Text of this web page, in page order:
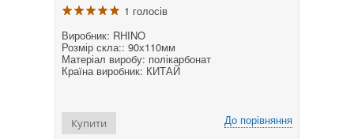
1 голосів
Виробник: RHINO
Розмір скла:: 90х110мм
Матеріал виробу: полікарбонат
Країна виробник: КИТАЙ
До порівняння
Купити